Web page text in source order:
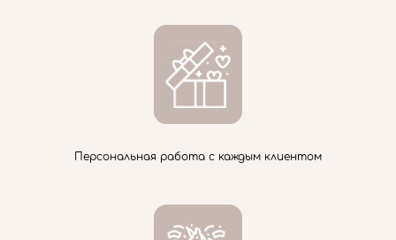
Персональная работа с каждым клиентом